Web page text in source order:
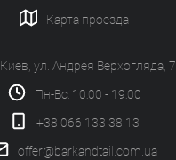
Карта проезда
Киев, ул. Андрея Верхогляда, 7
Пн-Вс: 10:00 - 19:00
+38 066 133 38 13
offer@barkandtail.com.ua